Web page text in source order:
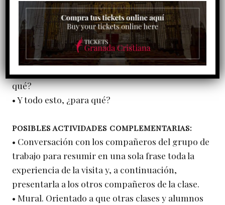
• ¿Con qué frase resumiríamos nuestra visita a la
Capilla Real?
• ¿Para qué nos ha servido el trabajo de
preparación en grupo de la visita?
qué?
• Y todo esto, ¿para qué?
POSIBLES ACTIVIDADES COMPLEMENTARIAS:
• Conversación con los compañeros del grupo de
trabajo para resumir en una sola frase toda la
experiencia de la visita y, a continuación,
presentarla a los otros compañeros de la clase.
• Mural. Orientado a que otras clases y alumnos